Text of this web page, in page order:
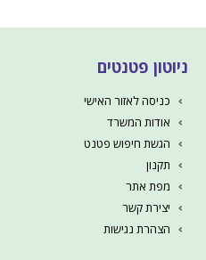
ניוטון פטנטים
כניסה לאזור האישי
אודות המשרד
הגשת חיפוש פטנט
תקנון
מפת אתר
יצירת קשר
הצהרת נגישות